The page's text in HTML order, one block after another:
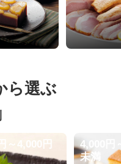
ら選ぶ
～4,000円
4,000円
未満